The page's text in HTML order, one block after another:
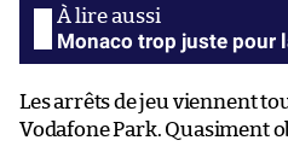
Monaco trop juste pour
Les arrêts de jeu viennent
Vodafone Park. Quasiment